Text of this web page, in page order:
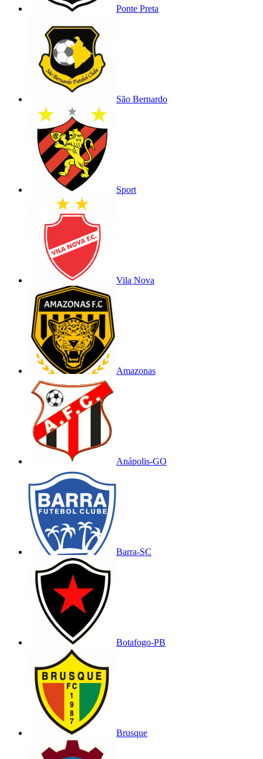
Ponte Preta
São Bernardo
Sport
Vila Nova
Amazonas
Anápolis-GO
Barra-SC
Botafogo-PB
Brusque